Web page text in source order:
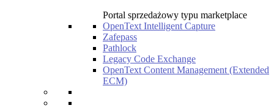
Portal sprzedażowy typu marketplace
OpenText Intelligent Capture
Zafepass
Pathlock
Legacy Code Exchange
OpenText Content Management (Extended
ECM)